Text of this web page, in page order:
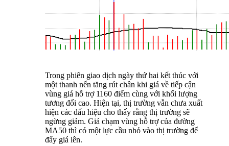
Trong phiên giao dịch ngày thứ hai kết thúc với
một thanh nến tăng rút chân khi giá về tiếp cận
vùng giá hỗ trợ 1160 điểm cùng với khối lượng
tương đối cao. Hiện tại, thị trường vẫn chưa xuất
hiện các dấu hiệu cho thấy rằng thị trường sẽ
ngừng giảm. Giá chạm vùng hỗ trợ của đường
MA50 thì có một lực cầu nhỏ vào thị trường để
đẩy giá lên.